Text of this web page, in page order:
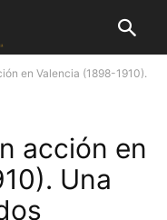
en Valencia (1898-1910).
acción en
Una